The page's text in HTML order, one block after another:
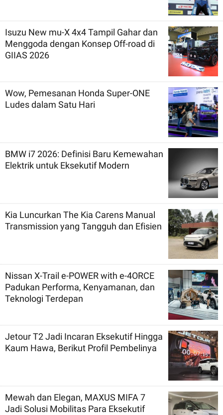
Isuzu New mu-X 4x4 Tampil Gahar dan
Menggoda dengan Konsep Off-road di
GIIAS 2026
Wow, Pemesanan Honda Super-ONE
Ludes dalam Satu Hari
BMW i7 2026: Definisi Baru Kemewahan
Elektrik untuk Eksekutif Modern
Kia Luncurkan The Kia Carens Manual
Transmission yang Tangguh dan Efisien
Nissan X-Trail e-POWER with e-4ORCE
Padukan Performa, Kenyamanan, dan
Teknologi Terdepan
Jetour T2 Jadi Incaran Eksekutif Hingga
Kaum Hawa, Berikut Profil Pembelinya
Mewah dan Elegan, MAXUS MIFA 7
Jadi Solusi Mobilitas Para Eksekutif